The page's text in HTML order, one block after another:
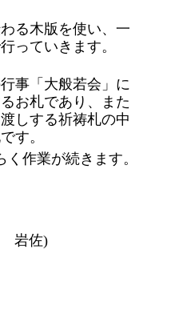
る木版を使い、一
っていきます。
事「大般若会」に
お札であり、また
しする祈祷札の中
す。
作業が続きます。
岩佐)